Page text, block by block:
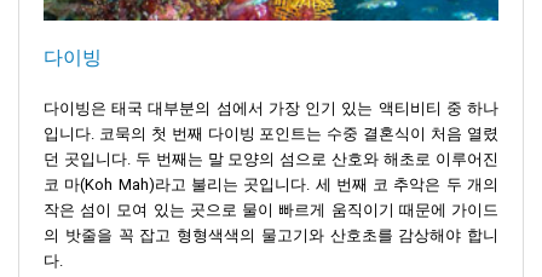
다이빙
다이빙은 태국 대부분의 섬에서 가장 인기 있는 액티비티 중 하나
입니다. 코묵의 첫 번째 다이빙 포인트는 수중 결혼식이 처음 열렸
던 곳입니다. 두 번째는 말 모양의 섬으로 산호와 해초로 이루어진
코 마(Koh Mah)라고 불리는 곳입니다. 세 번째 코 추악은 두 개의
작은 섬이 모여 있는 곳으로 물이 빠르게 움직이기 때문에 가이드
의 밧줄을 꼭 잡고 형형색색의 물고기와 산호초를 감상해야 합니
다.